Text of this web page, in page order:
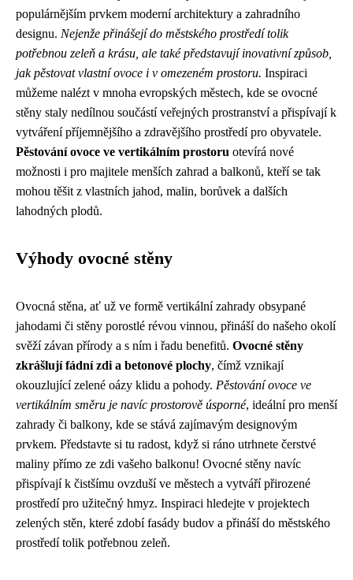
populárnějším prvkem moderní architektury a zahradního
designu. Nejenže přinášejí do městského prostředí tolik
potřebnou zeleň a krásu, ale také představují inovativní způsob,
jak pěstovat vlastní ovoce i v omezeném prostoru. Inspiraci
můžeme nalézt v mnoha evropských městech, kde se ovocné
stěny staly nedílnou součástí veřejných prostranství a přispívají k
vytváření příjemnějšího a zdravějšího prostředí pro obyvatele.
Pěstování ovoce ve vertikálním prostoru otevírá nové
možnosti i pro majitele menších zahrad a balkonů, kteří se tak
mohou těšit z vlastních jahod, malin, borůvek a dalších
lahodných plodů.
Výhody ovocné stěny
Ovocná stěna, ať už ve formě vertikální zahrady obsypané
jahodami či stěny porostlé révou vinnou, přináší do našeho okolí
svěží závan přírody a s ním i řadu benefitů. Ovocné stěny
zkrášlují fádní zdi a betonové plochy, čímž vznikají
okouzlující zelené oázy klidu a pohody. Pěstování ovoce ve
vertikálním směru je navíc prostorově úsporné, ideální pro menší
zahrady či balkony, kde se stává zajímavým designovým
prvkem. Představte si tu radost, když si ráno utrhnete čerstvé
maliny přímo ze zdi vašeho balkonu! Ovocné stěny navíc
přispívají k čistšímu ovzduší ve městech a vytváří přirozené
prostředí pro užitečný hmyz. Inspiraci hledejte v projektech
zelených stěn, které zdobí fasády budov a přináší do městského
prostředí tolik potřebnou zeleň.